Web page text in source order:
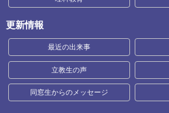
更新情報
最近の出来事
立教生の声
同窓生からのメッセージ